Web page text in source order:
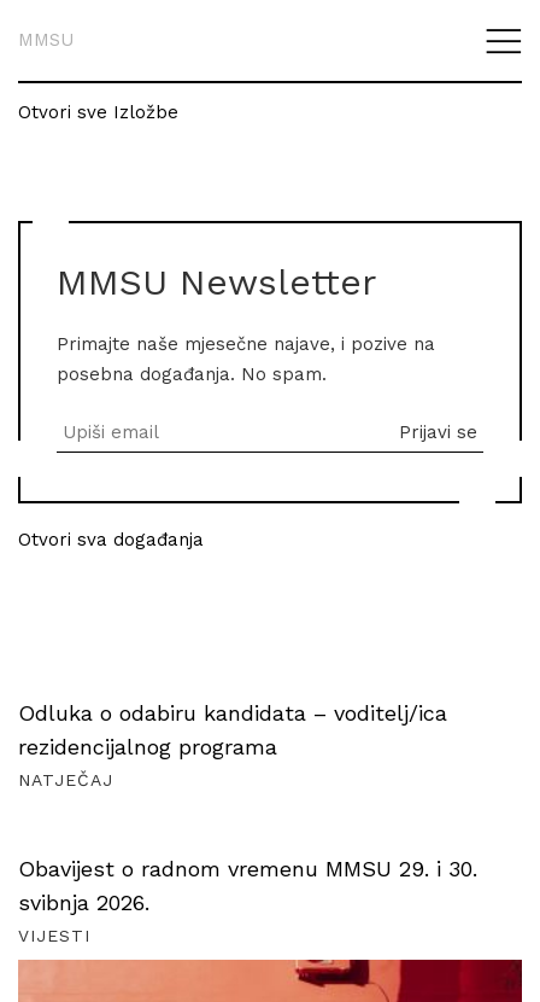
MMSU
Otvori sve Izložbe
MMSU Newsletter
Primajte naše mjesečne najave, i pozive na
posebna događanja. No spam.
Otvori sva događanja
Odluka o odabiru kandidata – voditelj/ica
rezidencijalnog programa
NATJEČAJ
Obavijest o radnom vremenu MMSU 29. i 30.
svibnja 2026.
VIJESTI